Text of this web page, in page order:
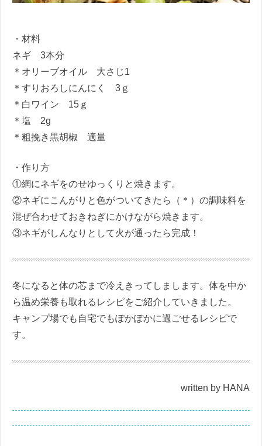
・材料
ネギ 3本分
＊オリーブオイル 大さじ1
＊すりおろしにんにく 3ｇ
＊白ワイン 15ｇ
＊塩 2g
＊粗挽き黒胡椒 適量
・作り方
①網にネギをのせゆっくりと焼きます。
②ネギにこんがりと色がついてきたら（＊）の調味料を
混ぜ合わせておきねぎにかけながら焼きます。
③ネギがしんなりとして火が通ったら完成！
冬になると体の芯まで冷えきってしまします。体を中か
ら温め栄養も取れるレシピをご紹介していきました。
キャンプ場でも自宅でもぽかぽかに過ごせるレシピで
す。
written by HANA